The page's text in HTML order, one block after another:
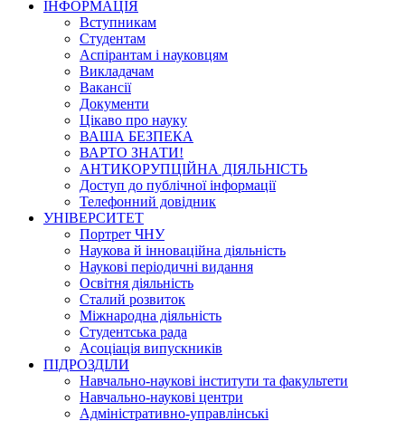
ІНФОРМАЦІЯ
Вступникам
Студентам
Аспірантам і науковцям
Викладачам
Вакансії
Документи
Цікаво про науку
ВАША БЕЗПЕКА
ВАРТО ЗНАТИ!
АНТИКОРУПЦІЙНА ДІЯЛЬНІСТЬ
Доступ до публічної інформації
Телефонний довідник
УНІВЕРСИТЕТ
Портрет ЧНУ
Наукова й інноваційна діяльність
Наукові періодичні видання
Освітня діяльність
Сталий розвиток
Міжнародна діяльність
Студентська рада
Асоціація випускників
ПІДРОЗДІЛИ
Навчально-наукові інститути та факультети
Навчально-наукові центри
Адміністративно-управлінські